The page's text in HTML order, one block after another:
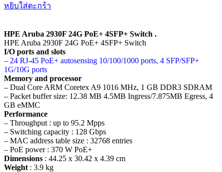
หยิบใส่ตะกร้า
HPE Aruba 2930F 24G PoE+ 4SFP+ Switch .
HPE Aruba 2930F 24G PoE+ 4SFP+ Switch
I/O ports and slots
– 24 RJ-45 PoE+ autosensing 10/100/1000 ports, 4 SFP/SFP+
1G/10G ports
Memory and processor
– Dual Core ARM Coretex A9 1016 MHz, 1 GB DDR3 SDRAM
– Packet buffer size: 12.38 MB 4.5MB Ingress/7.875MB Egress, 4
GB eMMC
Performance
– Throughput : up to 95.2 Mpps
– Switching capacity : 128 Gbps
– MAC address table size : 32768 entries
– PoE power : 370 W PoE+
Dimensions : 44.25 x 30.42 x 4.39 cm
Weight : 3.9 kg